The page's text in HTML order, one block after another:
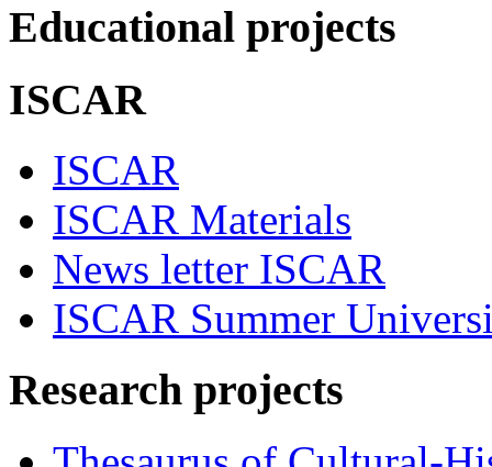
Educational projects
ISCAR
ISCAR
ISCAR Materials
News letter ISCAR
ISCAR Summer
Research projects